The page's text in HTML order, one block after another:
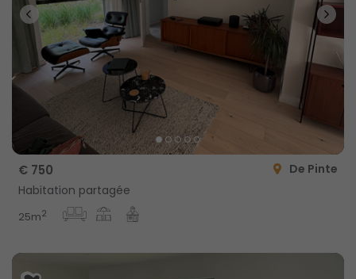
€ 750
De Pinte
Habitation partagée
25m2